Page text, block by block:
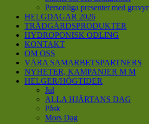
Personliga presenter med gravyr
HELGDAGAR 2026
TRÄDGÅRDSPRODUKTER
HYDROPONISK ODLING
KONTAKT
OM OSS
VÅRA SAMARBETSPARTNERS
NYHETER, KAMPANJER M M
HELGER/HÖGTIDER
Jul
ALLA HJÄRTANS DAG
Påsk
Mors Dag